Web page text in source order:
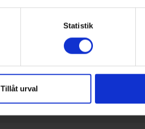
Statistik
Tillåt urval
Vikt (kg): 2,35